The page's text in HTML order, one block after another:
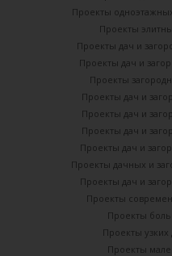
Проекты
Проекты
Проекты дач и
Проекты дач и
Проекты
Проекты дач и
Проекты дач и
Проекты дач и
Проекты дач и
Проекты дачных и
Проекты дач и
Проекты
Проекты
Проекты
Проекты